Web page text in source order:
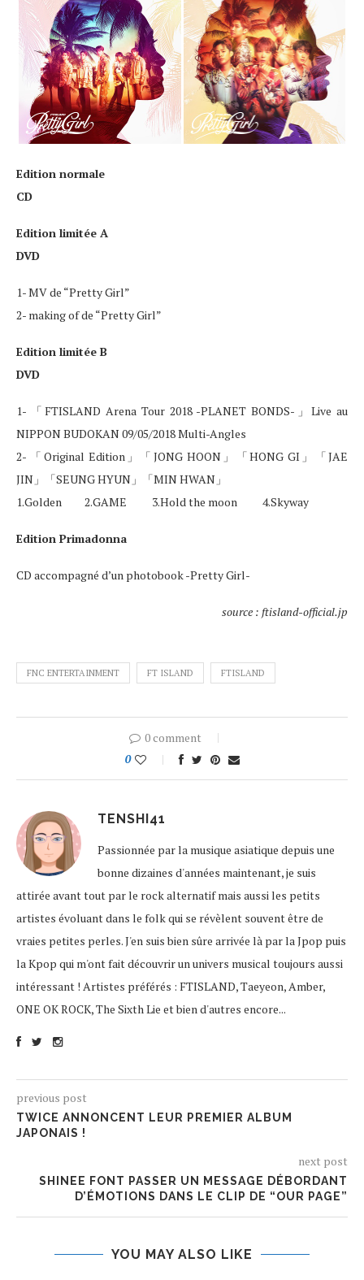
Edition normale
CD
Edition limitée A
DVD
1- MV de “Pretty Girl”
2- making of de “Pretty Girl”
Edition limitée B
DVD
1- 「FTISLAND Arena Tour 2018 -PLANET BONDS-」Live au
NIPPON BUDOKAN 09/05/2018 Multi-Angles
2- 「Original Edition」「JONG HOON」「HONG GI」「JAE
JIN」「SEUNG HYUN」「MIN HWAN」
1.Golden 2.GAME 3.Hold the moon 4.Skyway
Edition Primadonna
CD accompagné d’un photobook -Pretty Girl-
source : ftisland-official.jp
FNC ENTERTAINMENT FT ISLAND FTISLAND
0 comment
0
TENSHI41
Passionnée par la musique asiatique depuis une
bonne dizaines d'années maintenant, je suis
attirée avant tout par le rock alternatif mais aussi les petits
artistes évoluant dans le folk qui se révèlent souvent être de
vraies petites perles. J'en suis bien sûre arrivée là par la Jpop puis
la Kpop qui m'ont fait découvrir un univers musical toujours aussi
intéressant ! Artistes préférés : FTISLAND, Taeyeon, Amber,
ONE OK ROCK, The Sixth Lie et bien d'autres encore...
previous post
TWICE ANNONCENT LEUR PREMIER ALBUM
JAPONAIS !
next post
SHINEE FONT PASSER UN MESSAGE DÉBORDANT
D’ÉMOTIONS DANS LE CLIP DE “OUR PAGE”
YOU MAY ALSO LIKE